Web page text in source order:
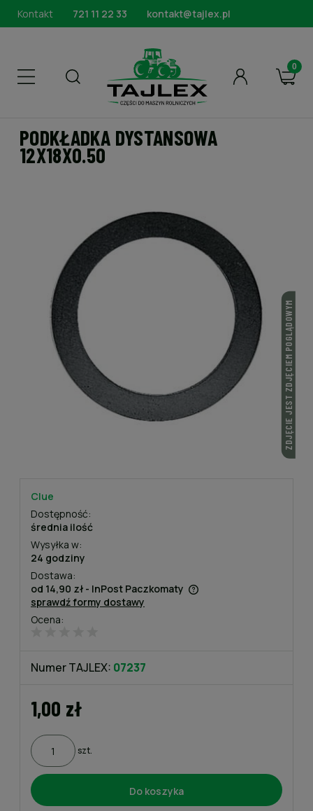
Kontakt 721 11 22 33 kontakt@tajlex.pl
PODKŁADKA DYSTANSOWA
12X18X0.50
ZDJĘCIE JEST ZDJĘCIEM POGLĄDOWYM
Ocena:
Clue
Dostępność:
średnia ilość
Wysyłka w:
24 godziny
Dostawa:
od 14,90 zł - InPost Paczkomaty
Cena nie zawiera ewentualnych kosztów płatności
sprawdź formy dostawy
Numer TAJLEX: 07237
1,00 zł
szt.
Do koszyka